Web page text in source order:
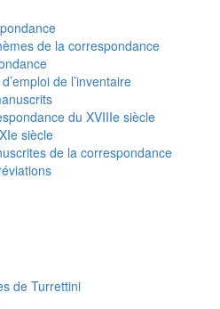
de la correspondance
de l’inventaire
du XVIIIe siècle
siècle
de la correspondance
de Turrettini